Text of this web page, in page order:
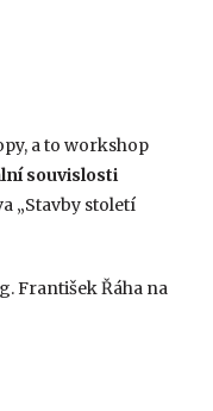
a to workshop
souvislosti
„Stavby století
František Řáha na